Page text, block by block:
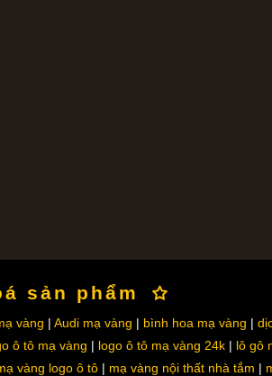
sản phẩm
vàng Audi mạ vàng bình hoa mạ vàng
ô tô mạ vàng logo ô tô mạ vàng 24k
lô gô
vàng logo ô tô mạ vàng nội thất nhà tắm